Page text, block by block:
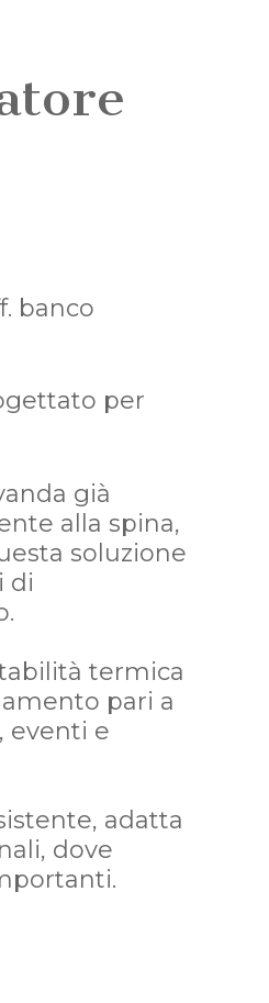
banco
per
già
alla spina,
soluzione
di
termica
pari a
eventi e
adatta
dove